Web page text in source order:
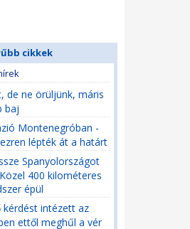
cikkek
de ne örüljünk, máris
baj
Montenegróban -
lépték át a határt
Spanyolországot
400 kilométeres
épül
kérdést intézett az
ettől meghűl a vér